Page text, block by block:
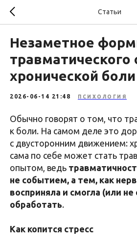
Статьи
Незаметное
травматического
хронической боли
2026-06-14 21:48 ПСИХОЛОГИЯ
Обычно говорят о том, что
к боли. На самом деле это
с двусторонним движением:
сама по себе может стать
опытом, ведь
не событием, а тем, как
восприняла и смогла (или не
обработать.
Как копится стресс